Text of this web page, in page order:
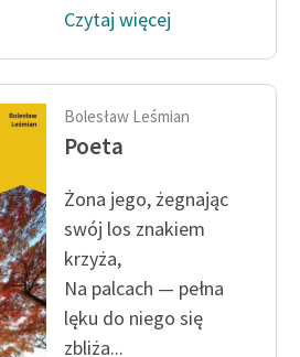
Czytaj więcej
Bolesław Leśmian
Poeta
Żona jego, żegnając
swój los znakiem
krzyża,
Na palcach — pełna
lęku do niego się
zbliża...